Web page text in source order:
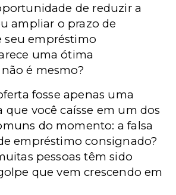
de reduzir a
ampliar o prazo de
seu empréstimo
uma ótima
é mesmo?
fosse apenas uma
que você caísse em um dos
do momento: a falsa
empréstimo consignado?
pessoas têm sido
que vem crescendo em